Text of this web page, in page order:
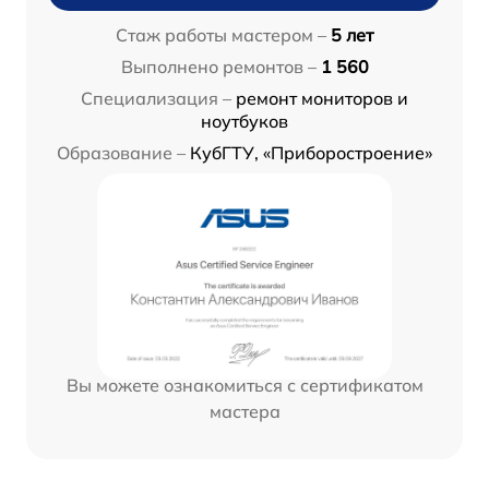
Стаж работы мастером – 5 лет
Выполнено ремонтов – 1 560
Специализация – ремонт мониторов и
ноутбуков
Образование – КубГТУ, «Приборостроение»
Вы можете ознакомиться с сертификатом
мастера